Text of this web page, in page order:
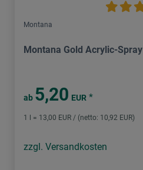
Montana
Montana Gold Acrylic-Spray
ab 5,20 EUR *
1 l = 13,00 EUR / (netto: 10,92 EUR)
zzgl. Versandkosten